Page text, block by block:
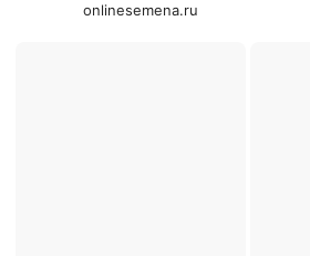
onlinesemena.ru